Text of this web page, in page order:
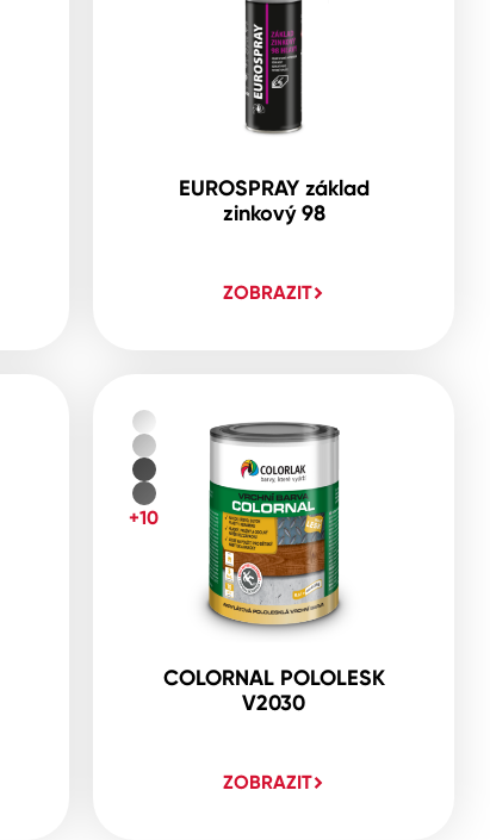
EUROSPRAY základ
zinkový 98
ZOBRAZIT
COLORNAL POLOLESK
V2030
ZOBRAZIT
+10